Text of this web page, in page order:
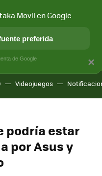
APLICACIONES
Videojuegos
podría estar
por Asus y
×
Movil en Google
preferida
de Google